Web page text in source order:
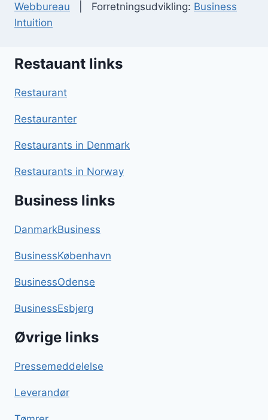
Webbureau | Forretningsudvikling: Business
Intuition
Restauant links
Restaurant
Restauranter
Restaurants in Denmark
Restaurants in Norway
Business links
DanmarkBusiness
BusinessKøbenhavn
BusinessOdense
BusinessEsbjerg
Øvrige links
Pressemeddelelse
Leverandør